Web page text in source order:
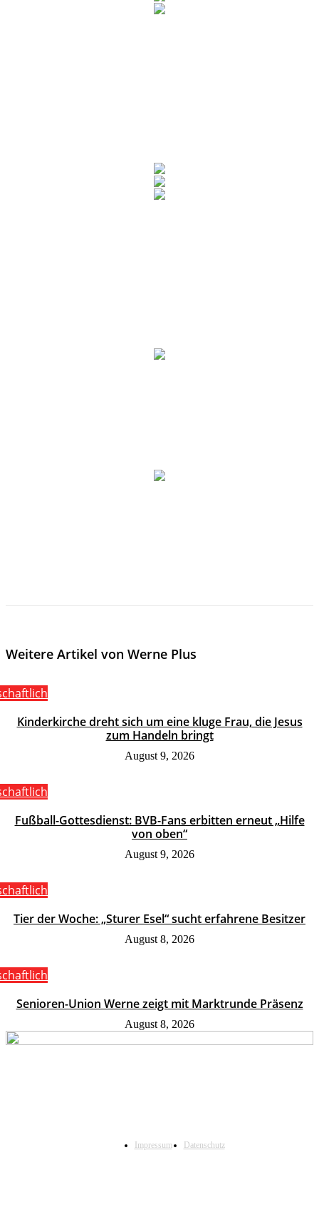
Weitere Artikel von Werne Plus
Kinderkirche dreht sich um eine kluge Frau, die Jesus
zum Handeln bringt
August 9, 2026
Fußball-Gottesdienst: BVB-Fans erbitten erneut „Hilfe
von oben“
August 9, 2026
Tier der Woche: „Sturer Esel“ sucht erfahrene Besitzer
August 8, 2026
Senioren-Union Werne zeigt mit Marktrunde Präsenz
August 8, 2026
Impressum Datenschutz